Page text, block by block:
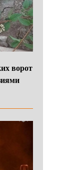
ворот